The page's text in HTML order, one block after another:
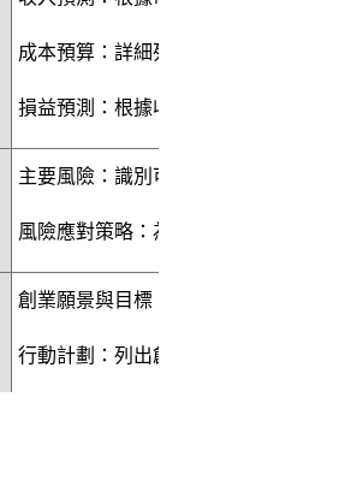
成本預算：詳細列出各項成本，包括生
損益預測：根據收入和成本預算，預測
主要風險：識別可能影響創業成功的主
風險應對策略：為每一個主要風險制定
創業願景與目標：重申創業項目的願景
行動計劃：列出創業初期的具體行動步